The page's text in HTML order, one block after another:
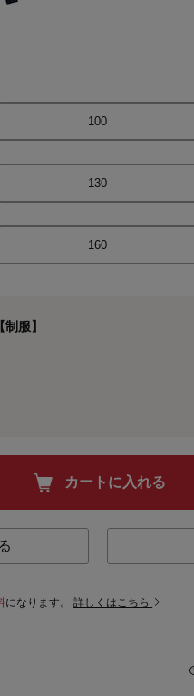
100
130
160
服】
カートに入れる
になります。詳しくはこちら